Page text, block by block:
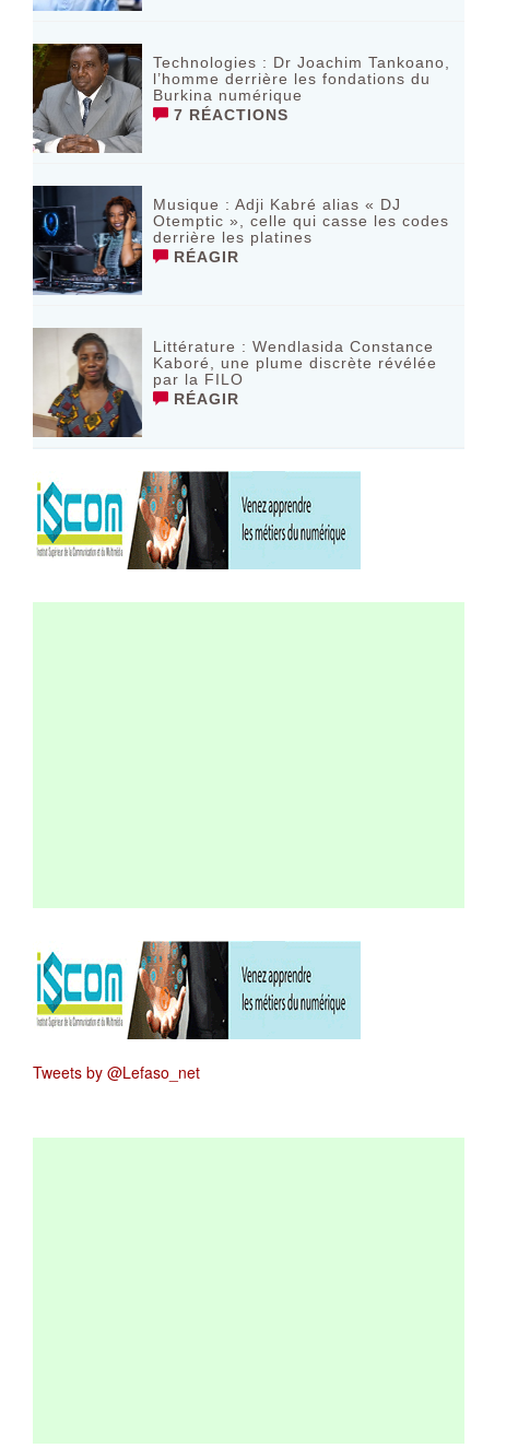
Technologies : Dr Joachim Tankoano,
l’homme derrière les fondations du
Burkina numérique
7 RÉACTIONS
Musique : Adji Kabré alias « DJ
Otemptic », celle qui casse les codes
derrière les platines
RÉAGIR
Littérature : Wendlasida Constance
Kaboré, une plume discrète révélée
par la FILO
RÉAGIR
Tweets by @Lefaso_net